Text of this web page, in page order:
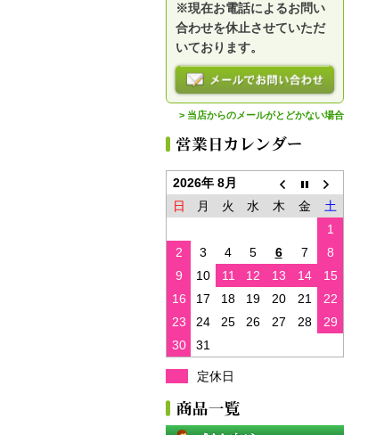
※現在お電話によるお問い
合わせを休止させていただ
いております。
> 当店からのメールがとどかない場合
2026年 8月
日
月 火 水 木 金
土
1
2
3 4 5 6 7
8
9
10 11 12 13 14
15
16
17 18 19 20 21
22
23
24 25 26 27 28
29
30
31
定休日